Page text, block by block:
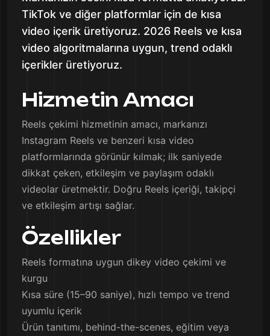
TikTok ve diğer platformlar için de kısa
video içerik üretiyoruz. 2026 Reels ve kısa
video algoritmalarına uygun, trend odaklı
içerikler üretiyoruz.
Hizmetin Amacı
Reels çekimi hizmetinin amacı, markanızı
Instagram Reels ve benzeri kısa video
platformlarında görünür kılmak; ilk saniyede
dikkat çeken, etkileşim ve paylaşım odaklı
videolar üretmektir. Doğru Reels içeriği, takipçi
ve etkileşim artışı sağlar.
Özellikler
Reels formatına uygun dikey video çekimi ve
kurgu
Kısa süre (15–90 saniye), hızlı tempo ve trend
uyumlu içerik
Ürün tanıtımı, behind-the-scenes, eğitim veya